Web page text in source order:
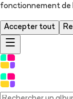
fonctionnement de
Accepter tout